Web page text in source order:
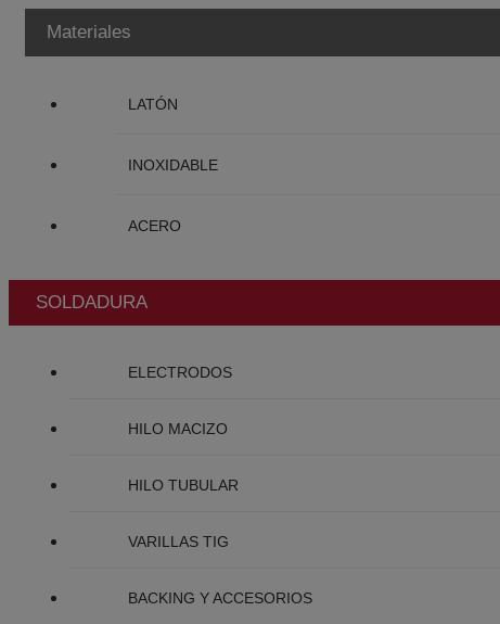
Materiales
LATÓN
INOXIDABLE
ACERO
SOLDADURA
ELECTRODOS
HILO MACIZO
HILO TUBULAR
VARILLAS TIG
BACKING Y ACCESORIOS